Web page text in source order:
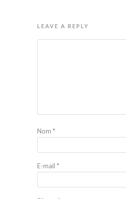
LEAVE A REPLY
Nom *
E-mail *